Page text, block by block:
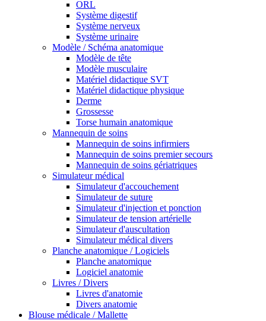
ORL
Système digestif
Système nerveux
Système urinaire
Modèle / Schéma anatomique
Modèle de tête
Modèle musculaire
Matériel didactique SVT
Matériel didactique physique
Derme
Grossesse
Torse humain anatomique
Mannequin de soins
Mannequin de soins infirmiers
Mannequin de soins premier secours
Mannequin de soins gériatriques
Simulateur médical
Simulateur d'accouchement
Simulateur de suture
Simulateur d'injection et ponction
Simulateur de tension artérielle
Simulateur d'auscultation
Simulateur médical divers
Planche anatomique / Logiciels
Planche anatomique
Logiciel anatomie
Livres / Divers
Livres d'anatomie
Divers anatomie
Blouse médicale / Mallette